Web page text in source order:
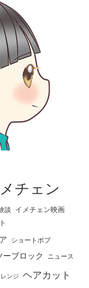
チェン
談 イメチェン映画
ショートボブ
ーブロック ニュース
ンジ ヘアカット